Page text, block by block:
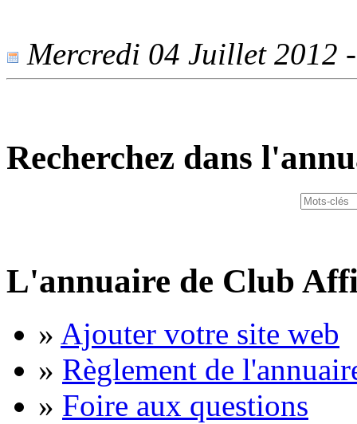
Mercredi 04 Juillet 2012
Recherchez dans
L'annuaire de Club
» Ajouter votre site web
» Règlement de
» Foire aux questions